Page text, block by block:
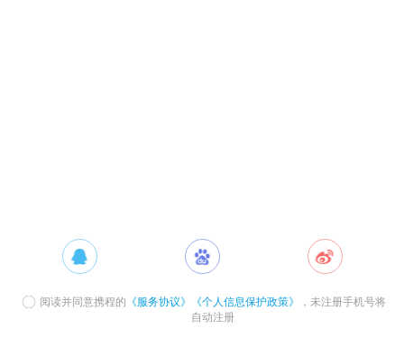
阅读并同意携程的 《服务协议》 《个人信息保护政策》
，未注册手机号将
自动注册